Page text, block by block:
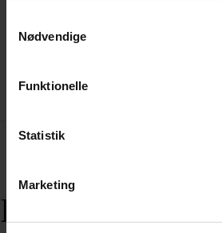
Nødvendige
Funktionelle
Statistik
Marketing
Relaterede varer